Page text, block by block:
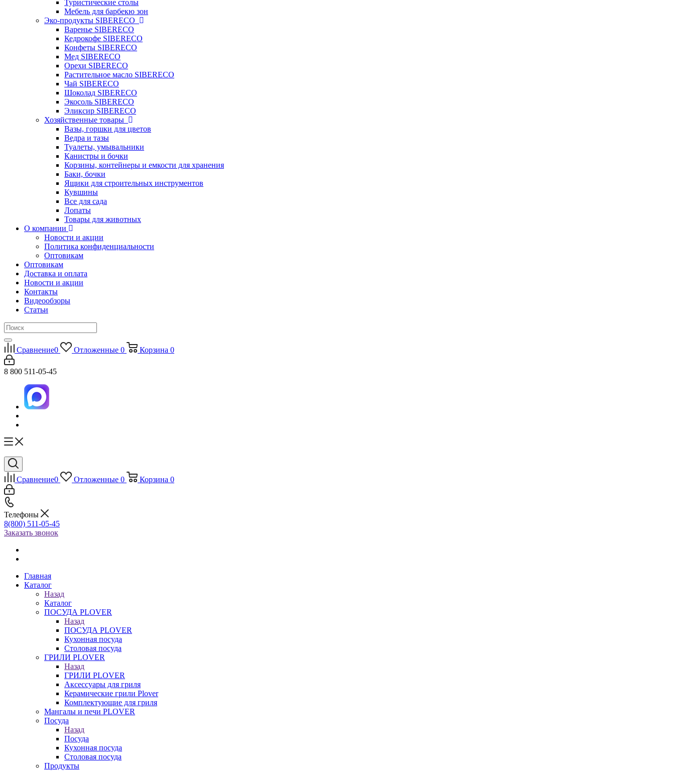
Туристические столы
Мебель для барбекю зон
Эко-продукты SIBERECO
Варенье SIBERECO
Кедрокофе SIBERECO
Конфеты SIBERECO
Мед SIBERECO
Орехи SIBERECO
Растительное масло SIBERECO
Чай SIBERECO
Шоколад SIBERECO
Экосоль SIBERECO
Эликсир SIBERECO
Хозяйственные товары
Вазы, горшки для цветов
Ведра и тазы
Туалеты, умывальники
Канистры и бочки
Корзины, контейнеры и емкости для хранения
Баки, бочки
Ящики для строительных инструментов
Кувшины
Все для сада
Лопаты
Товары для животных
О компании
Новости и акции
Политика конфиденциальности
Оптовикам
Оптовикам
Доставка и оплата
Новости и акции
Контакты
Видеообзоры
Статьи
Сравнение0 Отложенные 0 Корзина 0
8 800 511-05-45
Сравнение0 Отложенные 0 Корзина 0
Телефоны
8(800) 511-05-45
Заказать звонок
Главная
Каталог
Назад
Каталог
ПОСУДА PLOVER
Назад
ПОСУДА PLOVER
Кухонная посуда
Столовая посуда
ГРИЛИ PLOVER
Назад
ГРИЛИ PLOVER
Аксессуары для гриля
Керамические грили Plover
Комплектующие для гриля
Мангалы и печи PLOVER
Посуда
Назад
Посуда
Кухонная посуда
Столовая посуда
Продукты